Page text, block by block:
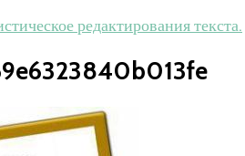
редактирования текста.